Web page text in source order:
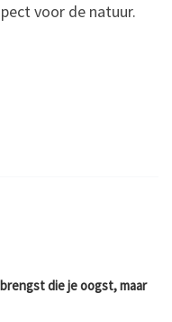
voor de natuur.
die je oogst, maar